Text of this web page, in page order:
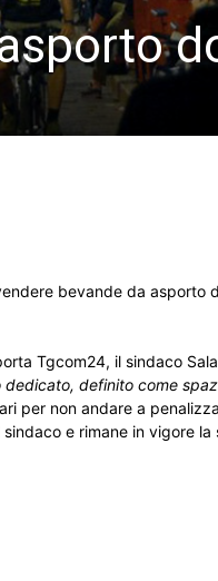
bevande da asporto
Tgcom24, il sindaco Sala
dedicato, definito come
per non andare a
e rimane in vigore la